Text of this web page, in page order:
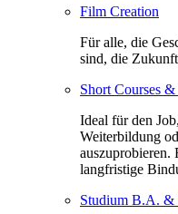
Film Creation
Für alle, die
sind, die
Short Courses
Ideal für den
Weiterbildung
auszuprobieren.
langfristige
Studium B.A.